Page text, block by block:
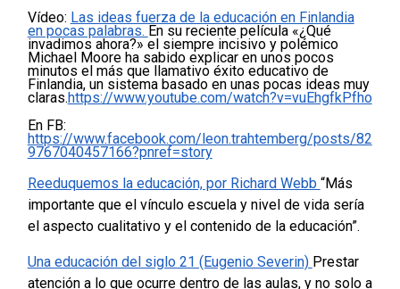
Vídeo: Las ideas fuerza de la educación en Finlandia
en pocas palabras. En su reciente película «¿Qué
invadimos ahora?» el siempre incisivo y polémico
Michael Moore ha sabido explicar en unos pocos
minutos el más que llamativo éxito educativo de
Finlandia, un sistema basado en unas pocas ideas muy
claras.https://www.youtube.com/watch?v=vuEhgfkPfho
En FB:
https://www.facebook.com/leon.trahtemberg/posts/82
9767040457166?pnref=story
Reeduquemos la educación, por Richard Webb “Más
importante que el vínculo escuela y nivel de vida sería
el aspecto cualitativo y el contenido de la educación”.
Una educación del siglo 21 (Eugenio Severin) Prestar
atención a lo que ocurre dentro de las aulas, y no solo a